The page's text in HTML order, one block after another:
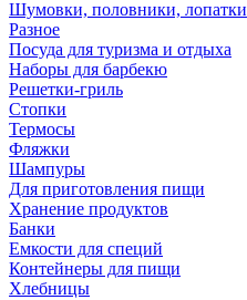
Шумовки, половники, лопатки
Разное
Посуда для туризма и отдыха
Наборы для барбекю
Решетки-гриль
Стопки
Термосы
Фляжки
Шампуры
Для приготовления пищи
Хранение продуктов
Банки
Емкости для специй
Контейнеры для пищи
Хлебницы